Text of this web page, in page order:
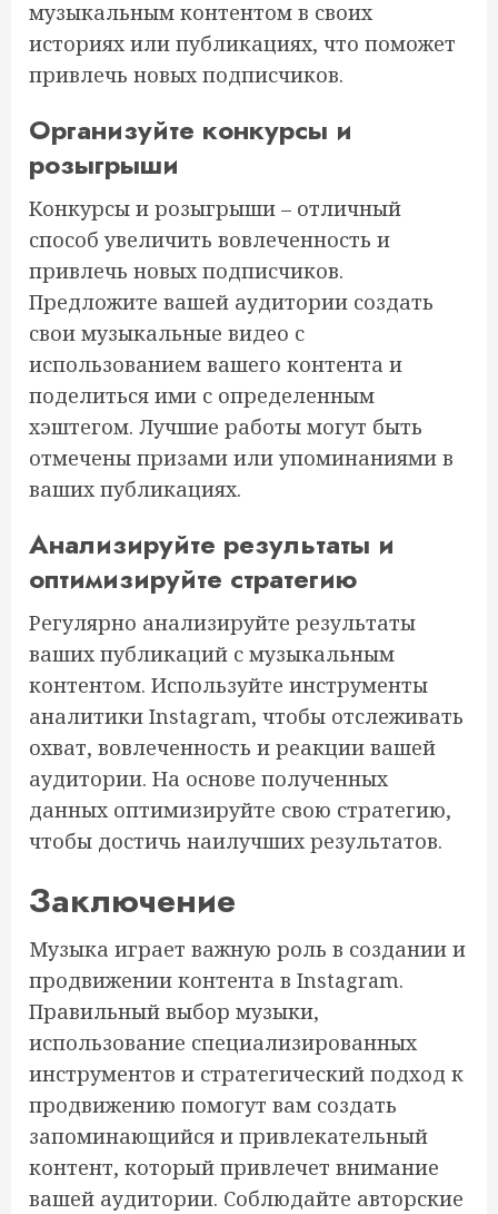
музыкальным контентом в своих
историях или публикациях, что поможет
привлечь новых подписчиков.
Организуйте конкурсы и
розыгрыши
Конкурсы и розыгрыши – отличный
способ увеличить вовлеченность и
привлечь новых подписчиков.
Предложите вашей аудитории создать
свои музыкальные видео с
использованием вашего контента и
поделиться ими с определенным
хэштегом. Лучшие работы могут быть
отмечены призами или упоминаниями в
ваших публикациях.
Анализируйте результаты и
оптимизируйте стратегию
Регулярно анализируйте результаты
ваших публикаций с музыкальным
контентом. Используйте инструменты
аналитики Instagram, чтобы отслеживать
охват, вовлеченность и реакции вашей
аудитории. На основе полученных
данных оптимизируйте свою стратегию,
чтобы достичь наилучших результатов.
Заключение
Музыка играет важную роль в создании и
продвижении контента в Instagram.
Правильный выбор музыки,
использование специализированных
инструментов и стратегический подход к
продвижению помогут вам создать
запоминающийся и привлекательный
контент, который привлечет внимание
вашей аудитории. Соблюдайте авторские